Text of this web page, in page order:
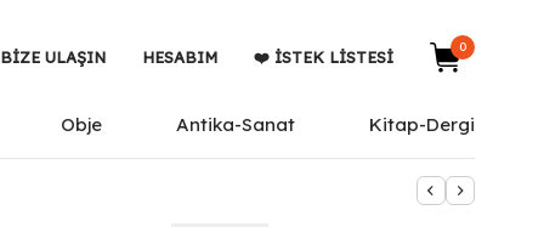
BIZE ULAŞIN HESABIM ❤️ İSTEK LISTESI
0
Obje Antika-Sanat Kitap-Dergi